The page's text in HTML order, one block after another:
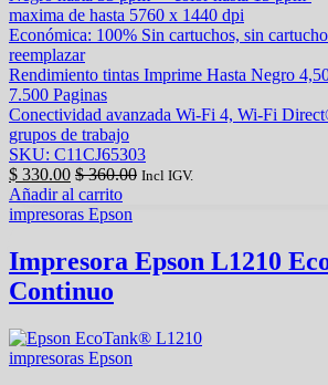
maxima de hasta 5760 x 1440 dpi
Económica: 100% Sin cartuchos, sin
reemplazar
Rendimiento tintas Imprime Hasta Negro
7.500 Paginas
Conectividad avanzada Wi-Fi 4, Wi-Fi
grupos de trabajo
SKU: C11CJ65303
$ 330.00 $360.00 Incl IGV.
Añadir al carrito
impresoras Epson
Impresora Epson L1210
Continuo
impresoras Epson